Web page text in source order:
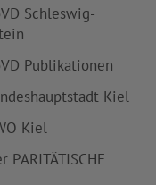
Schleswig-
Publikationen
Kiel
Kiel
PARITÄTISCHE